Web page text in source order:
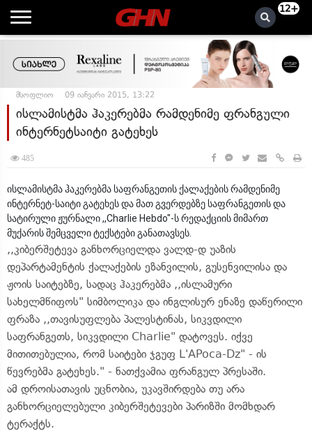
12+
მსოფლიო 09 იანვარი 2015, 13:22
ისლამისტმა ჰაკერებმა რამდენიმე ფრანგული
ინტერნეტსაიტი გატეხეს
485
ისლამისტმა ჰაკერებმა საფრანგეთის ქალაქების რამდენიმე
ინტერნეტ-საიტი გატეხეს და მათ გვერდებზე საფრანგეთის და
სატირული ჟურნალი ,,Charlie Hebdo"-ს რედაქციის მიმართ
მუქარის შემცველი ტექსტები განათავსეს.
,,კიბერშეტევა განხორციელდა ვალდ-დ უაზის
დეპარტამენტის ქალაქების ეზანვილის, გუსენვილისა და
ჟოის საიტებზე, სადაც ჰაკერებმა ,,ისლამური
სახელმწიფოს" სიმბოლიკა და ინგლისურ ენაზე დაწერილი
ფრაზა ,,თავისუფლება პალესტინას, სიკვდილი
საფრანგეთს, სიკვდილი Charlie" დატოვეს. იქვე
მითითებულია, რომ საიტები ჯგუფ L'APoca-Dz" - ის
წევრებმა გატეხეს." - ნათქვამია ფრანგულ პრესაში.
ამ დროისათავის უცნობია, უკავშირდება თუ არა
განხორციელებული კიბერშეტევები პარიზში მომხდარ
ტერაქტს.